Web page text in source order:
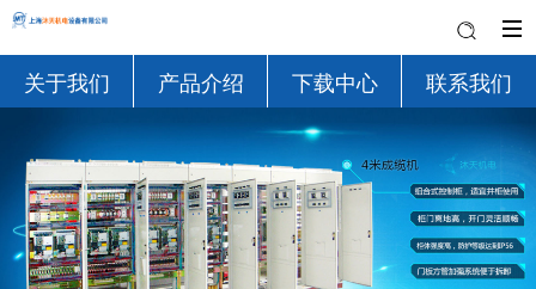
关于我们 产品介绍 下载中心 联系我们